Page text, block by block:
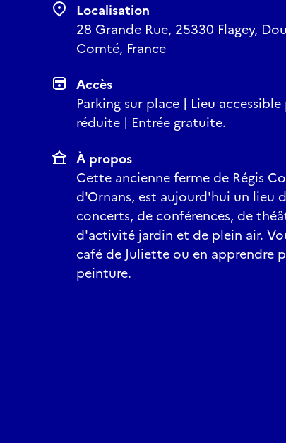
Localisation
28 Grande Rue, 25330 Flagey,
Comté, France
Accès
Parking sur place | Lieu
réduite | Entrée gratuite.
À propos
Cette ancienne ferme de Régis
d'Ornans, est aujourd'hui un lieu
concerts, de conférences, de
d'activité jardin et de plein air.
café de Juliette ou en apprendre
peinture.